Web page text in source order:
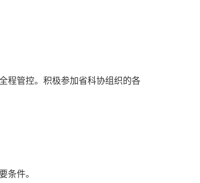
程管控。积极参加省科协组织的各
条件。